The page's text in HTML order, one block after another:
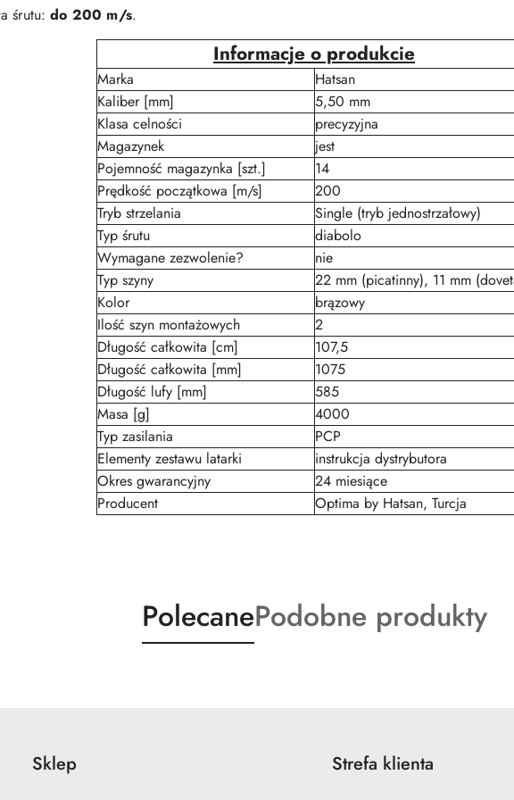
śrutu:do 200 m/s.
Informacje o produkcie
Marka
Hatsan
Kaliber [mm]
5,50 mm
Klasa celności
precyzyjna
Magazynek
jest
Pojemność magazynka [szt.]
14
Prędkość początkowa [m/s]
200
Tryb strzelania
Single (tryb jednostrzałowy)
Typ śrutu
diabolo
Wymagane zezwolenie?
nie
Typ szyny
22 mm (picatinny), 11 mm
Kolor
brązowy
Ilość szyn montażowych
2
Długość całkowita [cm]
107,5
Długość całkowita [mm]
1075
Długość lufy [mm]
585
Masa [g]
4000
Typ zasilania
PCP
Elementy zestawu latarki
instrukcja dystrybutora
Okres gwarancyjny
24 miesiące
Producent
Optima by Hatsan, Turcja
Produkty
o
PolecaneProdukty
o
Podobne produkty
Sklep Strefa klienta